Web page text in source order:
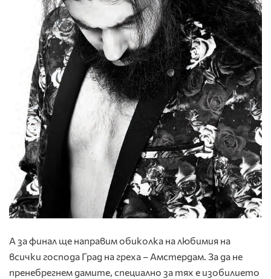
А за финал ще направим обиколка на любимия на
всички господа Град на греха – Амстердам. За да не
пренебрегнем дамите, специално за тях е изобилието